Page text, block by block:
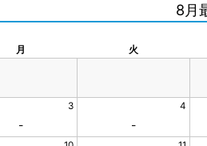
8月
月 火
3
-
4
-